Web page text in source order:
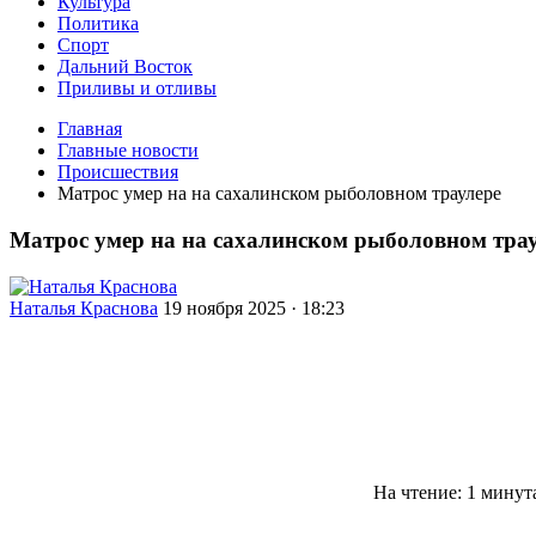
Политика
Спорт
Дальний Восток
Приливы и отливы
Главная
Главные новости
Происшествия
Матрос умер на на сахалинском рыболовном траулере
Матрос умер на на сахалинском рыболовном
Наталья Краснова 19 ноября 2025 · 18:23
На чтение: 1